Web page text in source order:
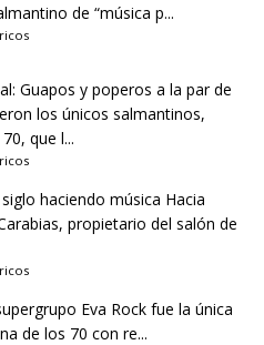
de “música p...
Guapos y poperos a la par de
los únicos salmantinos,
que l...
haciendo música Hacia
propietario del salón de
Eva Rock fue la única
de los 70 con re...